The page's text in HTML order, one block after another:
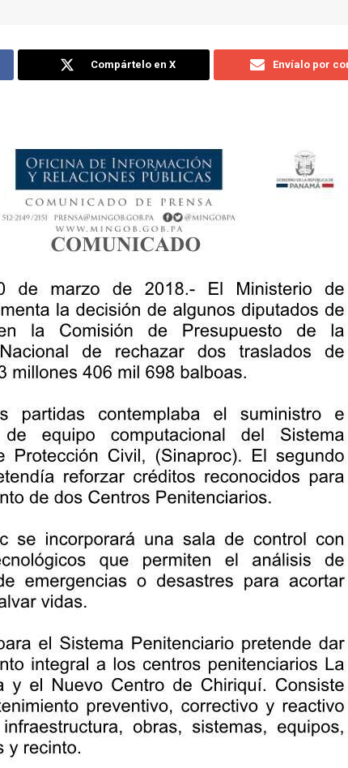
Compártelo en X Envíalo por